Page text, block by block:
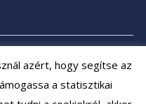
azért, hogy segítse az
a statisztikai